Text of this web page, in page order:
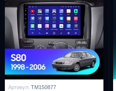
Артикул: TM150877